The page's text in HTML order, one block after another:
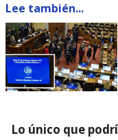
Lee también...
Lo único que